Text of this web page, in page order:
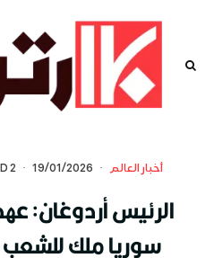
أخبار العالم ·
19/01/2026
·
2 MIN READ
الرئيس أردوغان:
سوريا ملك